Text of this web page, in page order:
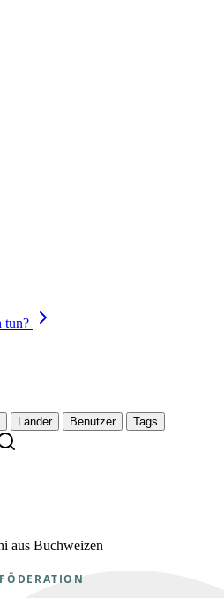
tun?
Länder Benutzer Tags
aus Buchweizen